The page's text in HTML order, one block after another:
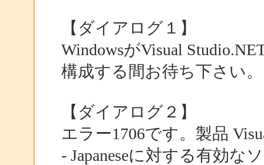
【ダイアログ１】
WindowsがVisual
構成する間お待ち下さい。
【ダイアログ２】
エラー1706です。製品
- Japaneseに対する有効